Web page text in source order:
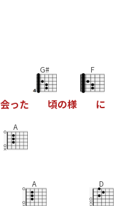
会った
G#
頃の様
F
に
A
A D